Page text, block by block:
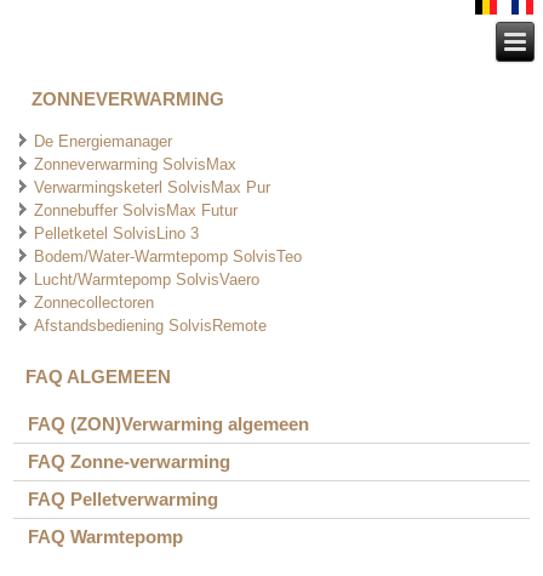
ZONNEVERWARMING
De Energiemanager
Zonneverwarming SolvisMax
Verwarmingsketerl SolvisMax Pur
Zonnebuffer SolvisMax Futur
Pelletketel SolvisLino 3
Bodem/Water-Warmtepomp SolvisTeo
Lucht/Warmtepomp SolvisVaero
Zonnecollectoren
Afstandsbediening SolvisRemote
FAQ ALGEMEEN
FAQ (ZON)Verwarming algemeen
FAQ Zonne-verwarming
FAQ Pelletverwarming
FAQ Warmtepomp